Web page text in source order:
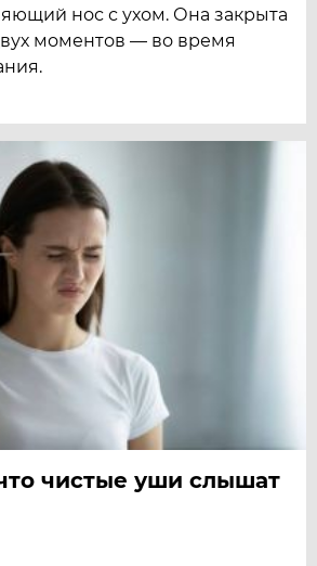
нос с ухом. Она закрыта
моментов — во время
чистые уши слышат